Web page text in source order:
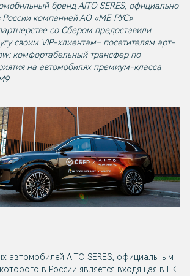
бренд AITO SERES, официально
России компанией АО «МБ РУС»
со Сбером предоставили
своим VIP-клиентам– посетителям арт-
комфортабельный трансфер по
на автомобилях премиум-класса
автомобилей AITO SERES, официальным
в России является входящая в ГК